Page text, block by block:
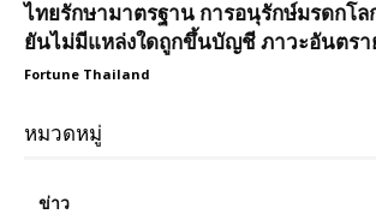
ไทยรักษามาตรฐาน การอนุรักษ์มรดกโล
ยันไม่มีแหล่งใดถูกขึ้นบัญชี ภาวะอันตรา
Fortune Thailand
หมวดหมู่
ข่าว